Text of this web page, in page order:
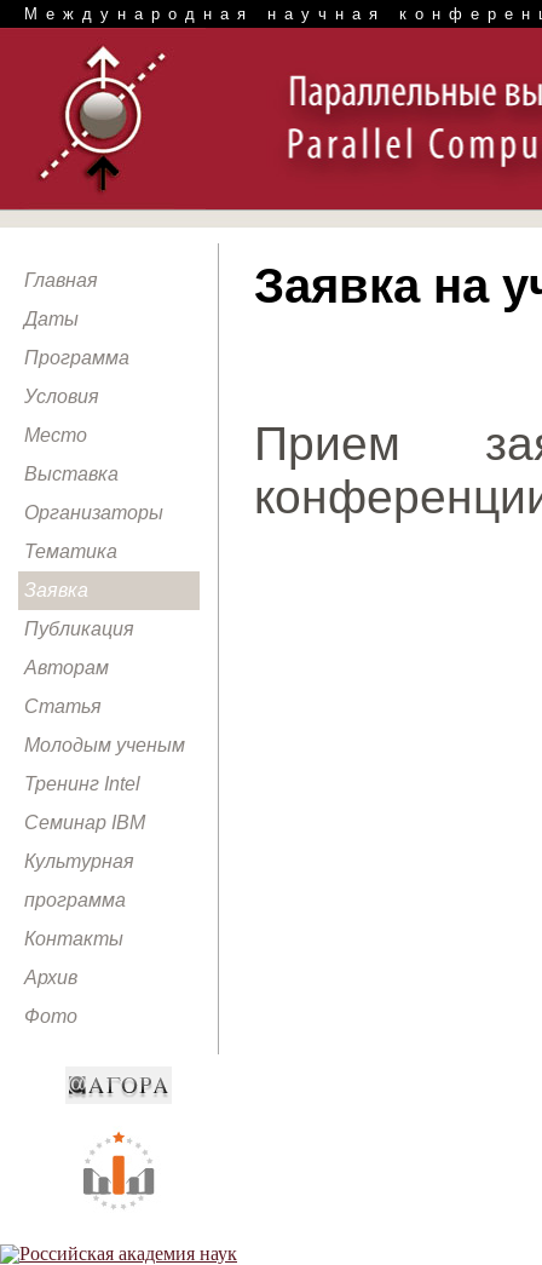
Международная научная
Главная
Даты
Программа
Условия
Место
Выставка
Организаторы
Тематика
Заявка
Публикация
Авторам
Статья
Молодым ученым
Тренинг Intel
Семинар IBM
Культурная
программа
Контакты
Архив
Фото
Заявка на
Прием